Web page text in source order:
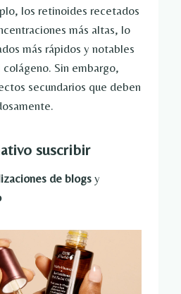
los retinoides recetados
más altas, lo
más rápidos y notables
Sin embargo,
secundarios que deben
suscribir
de blogs y